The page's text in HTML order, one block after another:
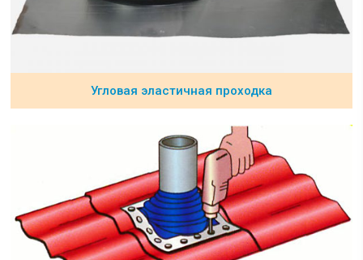
Угловая эластичная проходка